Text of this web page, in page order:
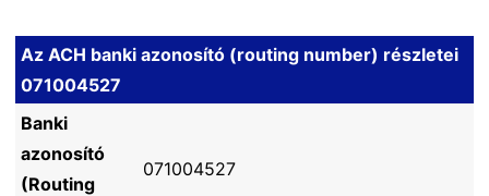
Az ACH banki azonosító (routing number) részletei
071004527
Banki
azonosító
(Routing
071004527